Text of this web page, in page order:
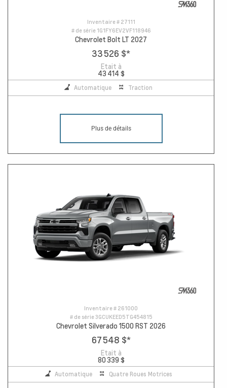
Inventaire # 27111
# de série 1G1FY6EV2VF118946
Chevrolet Bolt LT 2027
33 526 $*
Etait à
43 414 $
Automatique Traction
Plus de détails
Inventaire # 261000
# de série3GCUKEED5TG454815
Chevrolet Silverado 1500 RST 2026
67 548 $*
Etait à
80 339 $
Automatique Quatre Roues Motrices